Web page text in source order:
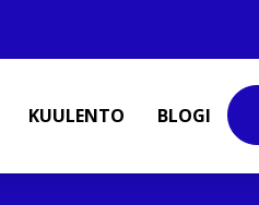
KUULENTO BLOGI